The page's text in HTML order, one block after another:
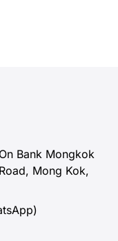
Bank Mongkok
Mong Kok,